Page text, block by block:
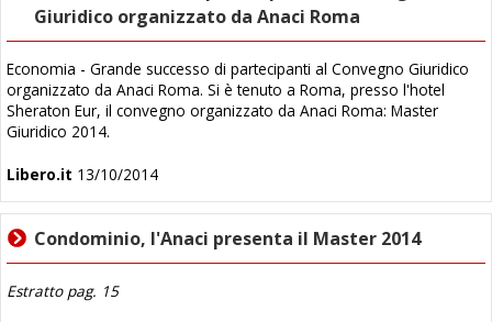
Giuridico organizzato da Anaci Roma
Economia - Grande successo di partecipanti al Convegno Giuridico
organizzato da Anaci Roma. Si è tenuto a Roma, presso l'hotel
Sheraton Eur, il convegno organizzato da Anaci Roma: Master
Giuridico 2014.
Libero.it 13/10/2014
Condominio, l'Anaci presenta il Master 2014
Estratto pag. 15